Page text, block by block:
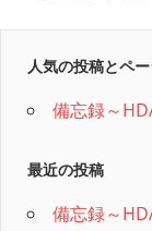
人気の投稿とペ
備忘録～
最近の投稿
備忘録～